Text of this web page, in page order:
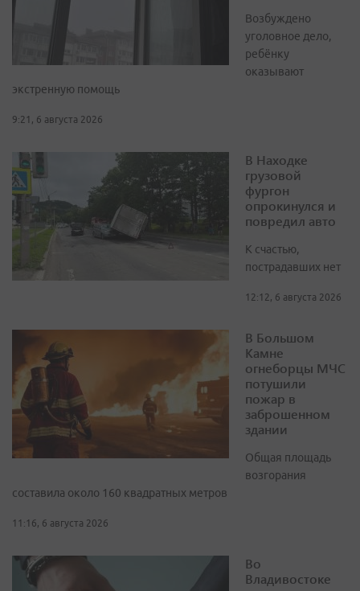
Возбуждено
уголовное дело,
ребёнку
оказывают
экстренную помощь
9:21, 6 августа 2026
В Находке
грузовой
фургон
опрокинулся и
повредил авто
К счастью,
пострадавших нет
12:12, 6 августа 2026
В Большом
Камне
огнеборцы МЧС
потушили
пожар в
заброшенном
здании
Общая площадь
возгорания
составила около 160 квадратных метров
11:16, 6 августа 2026
Во
Владивостоке